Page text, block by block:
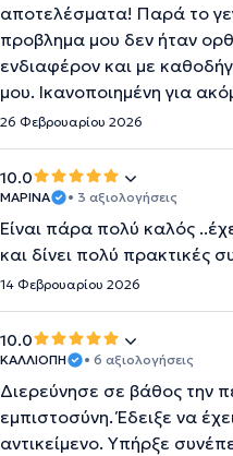
αποτελέσματα! Παρά το
προβλημα μου δεν ήταν
ενδιαφέρον και με
μου. Ικανοποιημένη για
26 Φεβρουαρίου 2026
10.0
ΜΑΡΙΝΑ • 3 αξιολογήσεις
Είναι πάρα πολύ καλός
και δίνει πολύ πρακτικές
14 Φεβρουαρίου 2026
10.0
ΚΑΛΛΙΟΠΗ • 6 αξιολογήσεις
Διερεύνησε σε βάθος την
εμπιστοσύνη. Έδειξε να
αντικείμενο. Υπήρξε